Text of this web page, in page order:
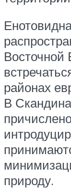
Восточной
районах
В
природу.